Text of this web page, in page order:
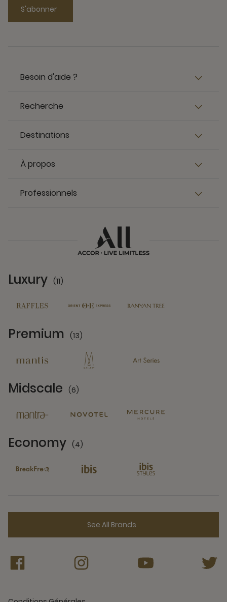
S'abonner
Besoin d'aide ?
Recherche
Destinations
À propos
Professionnels
Luxury (11)
Premium (13)
Midscale (6)
Economy (4)
See All Brands